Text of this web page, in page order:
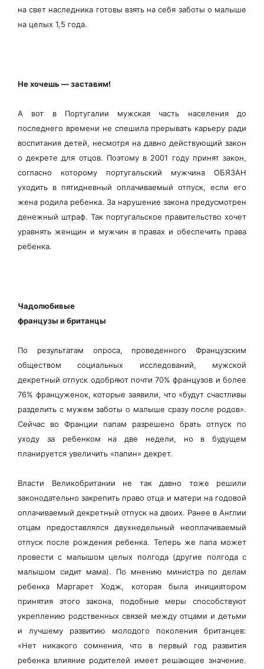
на свет наследника готовы взять на себя заботы о малыше
на целых 1,5 года.
Не хочешь — заставим!
А вот в Португалии мужская часть населения до
последнего времени не спешила прерывать карьеру ради
воспитания детей, несмотря на давно действующий закон
о декрете для отцов. Поэтому в 2001 году принят закон,
согласно которому португальский мужчина ОБЯЗАН
уходить в пятидневный оплачиваемый отпуск, если его
жена родила ребенка. За нарушение закона предусмотрен
денежный штраф. Так португальское правительство хочет
уравнять женщин и мужчин в правах и обеспечить права
ребенка.
Чадолюбивые
французы и британцы
По результатам опроса, проведенного Французским
обществом социальных исследований, мужской
декретный отпуск одобряют почти 70% французов и более
76% француженок, которые заявили, что «будут счастливы
разделить с мужем заботы о малыше сразу после родов».
Сейчас во Франции папам разрешено брать отпуск по
уходу за ребенком на две недели, но в будущем
планируется увеличить «папин» декрет.
Власти Великобритании не так давно тоже решили
законодательно закрепить право отца и матери на годовой
оплачиваемый декретный отпуск на двоих. Ранее в Англии
отцам предоставлялся двухнедельный неоплачиваемый
отпуск после рождения ребенка. Теперь же папа может
провести с малышом целых полгода (другие полгода с
малышом сидит мама). По мнению министра по делам
ребенка Маргарет Ходж, которая была инициатором
принятия этого закона, подобные меры способствуют
укреплению родственных связей между отцами и детьми
и лучшему развитию молодого поколения британцев:
«Нет никакого сомнения, что в первый год развития
ребенка влияние родителей имеет решающее значение.